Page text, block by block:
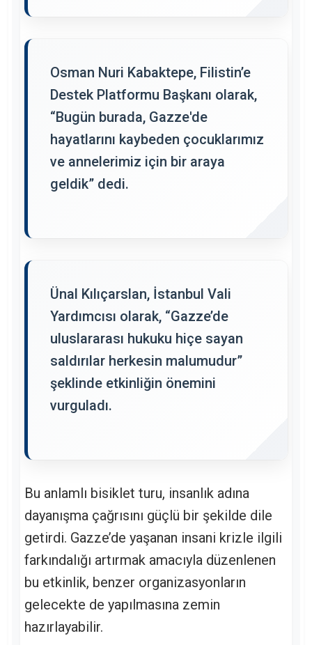
Osman Nuri Kabaktepe, Filistin’e
Destek Platformu Başkanı olarak,
“Bugün burada, Gazze'de
hayatlarını kaybeden çocuklarımız
ve annelerimiz için bir araya
geldik” dedi.
Ünal Kılıçarslan, İstanbul Vali
Yardımcısı olarak, “Gazze’de
uluslararası hukuku hiçe sayan
saldırılar herkesin malumudur”
şeklinde etkinliğin önemini
vurguladı.
Bu anlamlı bisiklet turu, insanlık adına
dayanışma çağrısını güçlü bir şekilde dile
getirdi. Gazze’de yaşanan insani krizle ilgili
farkındalığı artırmak amacıyla düzenlenen
bu etkinlik, benzer organizasyonların
gelecekte de yapılmasına zemin
hazırlayabilir.